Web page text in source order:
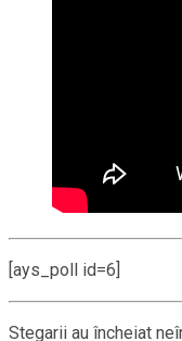
[ays_poll id=6]
Stegarii au încheiat